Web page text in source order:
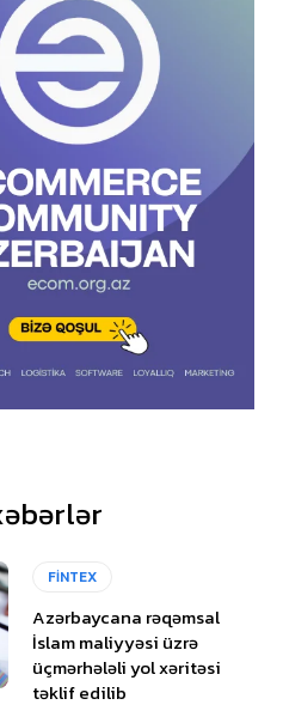
FİNTEX
Azərbaycana rəqəmsal
İslam maliyyəsi üzrə
üçmərhələli yol xəritəsi
təklif edilib